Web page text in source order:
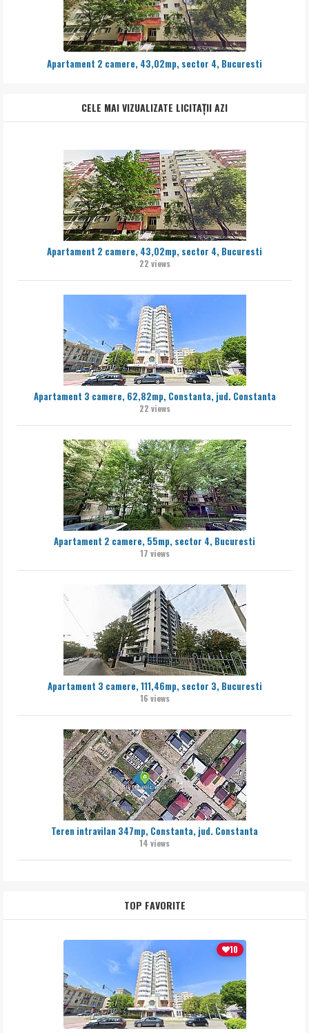
Apartament 2 camere, 43,02mp, sector 4, Bucuresti
CELE MAI VIZUALIZATE LICITAȚII AZI
Apartament 2 camere, 43,02mp, sector 4, Bucuresti
22 views
Apartament 3 camere, 62,82mp, Constanta, jud. Constanta
22 views
Apartament 2 camere, 55mp, sector 4, Bucuresti
17 views
Apartament 3 camere, 111,46mp, sector 3, Bucuresti
16 views
Teren intravilan 347mp, Constanta, jud. Constanta
14 views
TOP FAVORITE
10